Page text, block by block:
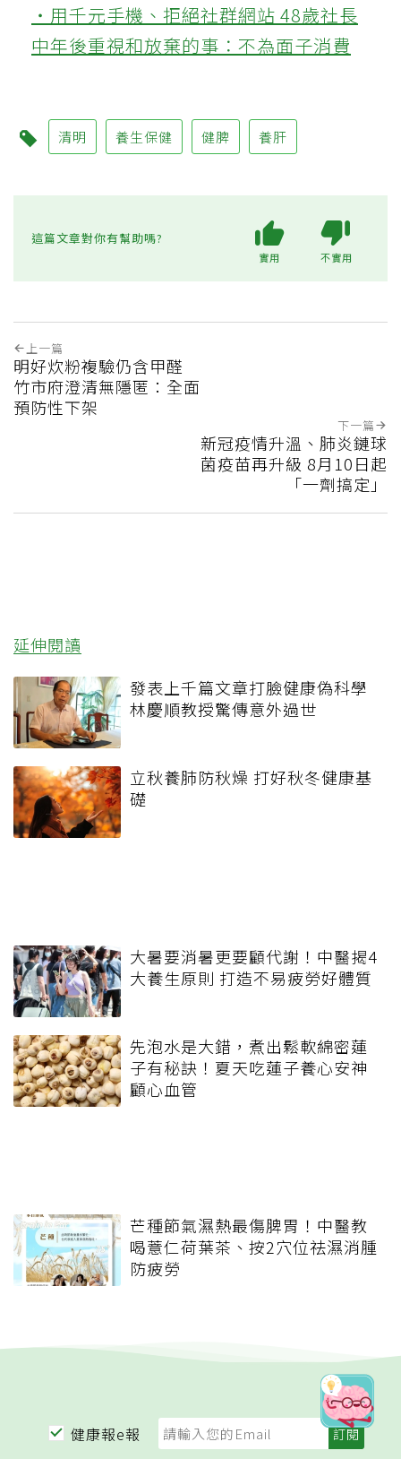
‧用千元手機、拒絕社群網站 48歲社長
中年後重視和放棄的事：不為面子消費
清明 養生保健 健脾 養肝
這篇文章對你有幫助嗎?
實用 不實用
上一篇
明好炊粉複驗仍含甲醛
竹市府澄清無隱匿：全面
預防性下架
下一篇
新冠疫情升溫、肺炎鏈球
菌疫苗再升級 8月10日起
「一劑搞定」
延伸閱讀
發表上千篇文章打臉健康偽科學
林慶順教授驚傳意外過世
立秋養肺防秋燥 打好秋冬健康基
礎
大暑要消暑更要顧代謝！中醫揭4
大養生原則 打造不易疲勞好體質
先泡水是大錯，煮出鬆軟綿密蓮
子有秘訣！夏天吃蓮子養心安神
顧心血管
芒種節氣濕熱最傷脾胃！中醫教
喝薏仁荷葉茶、按2穴位祛濕消腫
防疲勞
健康報e報